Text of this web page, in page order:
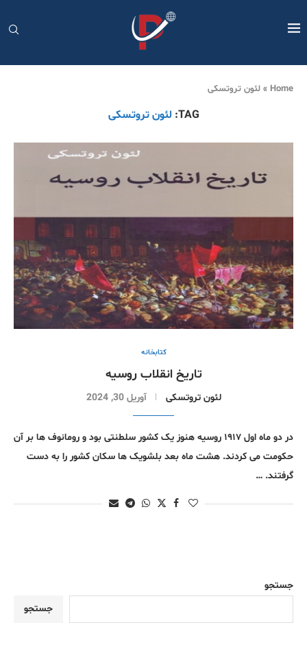
Home
» لئون تروتسکی
TAG: لئون تروتسکی
کتابخانە
تاریخ انقلاب روسیه
لئون تروتسکی آوریل 30, 2024
در دو ماه اول ١٩١٧ روسيه هنوز يک کشور سلطنتی بود و رومانوف ها بر آن
حکومت می کردند. هشت ماه بعد بلشويک ها سکان کشور را به دست
گرفتند. …
جستجو
جستجو